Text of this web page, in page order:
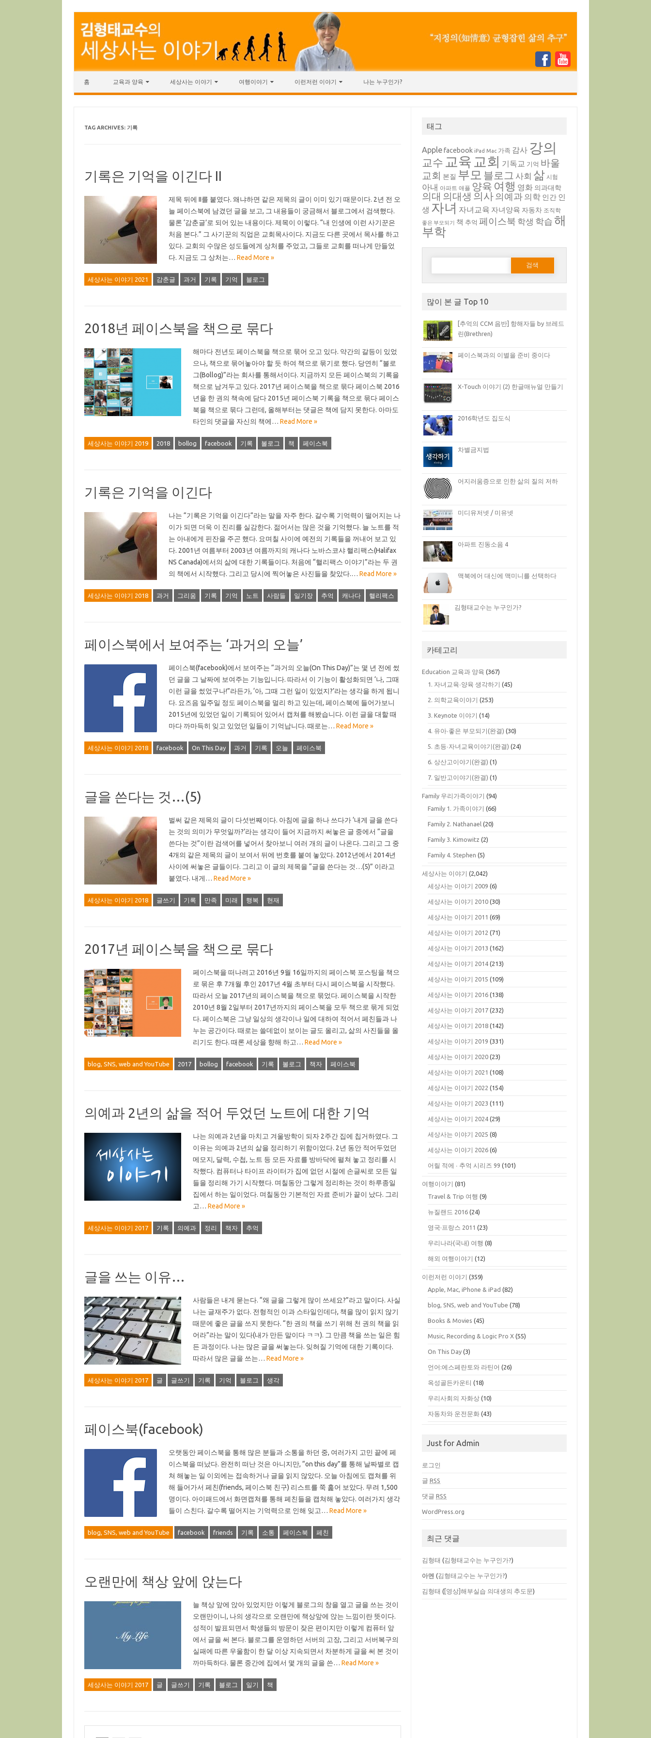
홈 교육과 양육 세상사는 이야기 여행이야기 이런저런 이야기 나는 누구인가?
TAG ARCHIVES: 기록
기록은 기억을 이긴다 II
제목 뒤에 II를 붙였다. 왜냐하면 같은 제목의 글이 이미 있기 때문이다. 2년 전 오
늘 페이스북에 남겼던 글을 보고, 그 내용들이 궁금해서 블로그에서 검색했다.
물론 ‘감춘글’로 되어 있는 내용이다. 제목이 이렇다. “내 인생에 이런 사기꾼은
처음 본다.” 그 사기꾼의 직업은 교회목사이다. 지금도 다른 곳에서 목사를 하고
있다. 교회의 수많은 성도들에게 상처를 주었고, 그들로 교회를 떠나게 만들었
다. 지금도 그 상처는… Read More »
세상사는 이야기 2021 감춘글 과거 기록 기억 블로그
2018년 페이스북을 책으로 묶다
해마다 전년도 페이스북을 책으로 묶어 오고 있다. 약간의 갈등이 있었
으나, 책으로 묶어놓아야 할 듯 하여 책으로 묶기로 했다. 당연히 “볼로
그(Bollog)”라는 회사를 통해서이다. 지금까지 모든 페이스북의 기록을
책으로 남겨두고 있다. 2017년 페이스북을 책으로 묶다 페이스북 2016
년을 한 권의 책속에 담다 2015년 페이스북 기록을 책으로 묶다 페이스
북을 책으로 묶다 그런데, 올해부터는 댓글은 책에 담지 못한다. 아마도
타인의 댓글을 자신의 책에… Read More »
세상사는 이야기 2019 2018 bollog facebook 기록 볼로그 책 페이스북
기록은 기억을 이긴다
나는 “기록은 기억을 이긴다“라는 말을 자주 한다. 갈수록 기억력이 떨어지는 나
이가 되면 더욱 이 진리를 실감한다. 젊어서는 많은 것을 기억했다. 늘 노트를 적
는 아내에게 핀잔을 주곤 했다. 요며칠 사이에 예전의 기록들을 꺼내어 보고 있
다. 2001년 여름부터 2003년 여름까지의 캐나다 노바스코샤 핼리팩스(Halifax
NS Canada)에서의 삶에 대한 기록들이다. 처음에 “핼리팩스 이야기”라는 두 권
의 책에서 시작했다. 그리고 당시에 찍어놓은 사진들을 찾았다.… Read More »
세상사는 이야기 2018 과거 그리움 기록 기억 노트 사람들 일기장 추억 캐나다 핼리팩스
페이스북에서 보여주는 ‘과거의 오늘’
페이스북(facebook)에서 보여주는 “과거의 오늘(On This Day)”는 몇 년 전에 썼
던 글을 그 날짜에 보여주는 기능입니다. 따라서 이 기능이 활성화되면 ‘나, 그때
이런 글을 썼었구나!”라든가, ‘아, 그때 그런 일이 있었지?’라는 생각을 하게 됩니
다. 요즈음 일주일 정도 페이스북을 멀리 하고 있는데, 페이스북에 들어가보니
2015년에 있었던 일이 기록되어 있어서 캡쳐를 해봤습니다. 이런 글을 대할 때
마다 까마득히 잊고 있었던 일들이 기억납니다. 때로는… Read More »
세상사는 이야기 2018 facebook On This Day 과거 기록 오늘 페이스북
글을 쓴다는 것…(5)
벌써 같은 제목의 글이 다섯번째이다. 아침에 글을 하나 쓰다가 ‘내게 글을 쓴다
는 것의 의미가 무엇일까?’라는 생각이 들어 지금까지 써놓은 글 중에서 “글을
쓴다는 것”이란 검색어를 넣어서 찾아보니 여러 개의 글이 나온다. 그리고 그 중
4개의 같은 제목의 글이 보여서 뒤에 번호를 붙여 놓았다. 2012년에서 2014년
사이에 써놓은 글들이다. 그리고 이 글의 제목을 “글을 쓴다는 것…(5)” 이라고
붙였다. 내게… Read More »
세상사는 이야기 2018 글쓰기 기록 만족 미래 행복 현재
2017년 페이스북을 책으로 묶다
페이스북을 떠나려고 2016년 9월 16일까지의 페이스북 포스팅을 책으
로 묶은 후 7개월 후인 2017년 4월 초부터 다시 페이스북을 시작했다.
따라서 오늘 2017년의 페이스북을 책으로 묶었다. 페이스북을 시작한
2010년 8월 2일부터 2017년까지의 페이스북을 모두 책으로 묶게 되었
다. 페이스북은 그냥 일상의 생각이나 일에 대하여 적어서 페친들과 나
누는 공간이다. 때로는 쓸데없이 보이는 글도 올리고, 삶의 사진들을 올
리기도 한다. 때론 세상을 향해 하고… Read More »
blog, SNS, web and YouTube 2017 bollog facebook 기록 볼로그 책자 페이스북
의예과 2년의 삶을 적어 두었던 노트에 대한 기억
나는 의예과 2년을 마치고 겨울방학이 되자 2주간 집에 칩거하였다. 그
이유는 의예과 2년의 삶을 정리하기 위함이었다. 2년 동안 적어두었던
메모지, 달력, 수첩, 노트 등 모든 자료를 방바닥에 펼쳐 놓고 정리를 시
작했다. 컴퓨터나 타이프 라이터가 집에 없던 시절에 손글씨로 모든 일
들을 정리해 가기 시작했다. 며칠동안 그렇게 정리하는 것이 하루종일
집에서 하는 일이었다. 며칠동안 기본적인 자료 준비가 끝이 났다. 그리
고… Read More »
세상사는 이야기 2017 기록 의예과 정리 책자 추억
글을 쓰는 이유…
사람들은 내게 묻는다. “왜 글을 그렇게 많이 쓰세요?”라고 말이다. 사실
나는 글재주가 없다. 전형적인 이과 스타일인데다, 책을 많이 읽지 않기
때문에 좋은 글을 쓰지 못한다. “한 권의 책을 쓰기 위해 천 권의 책을 읽
어라”라는 말이 있다(내가 만든 말이다 ㅋㅋ). 그 만큼 책을 쓰는 일은 힘
든 과정이다. 나는 많은 글을 써놓는다. 잊혀질 기억에 대한 기록이다.
따라서 많은 글을 쓰는… Read More »
세상사는 이야기 2017 글 글쓰기 기록 기억 블로그 생각
페이스북(facebook)
오랫동안 페이스북을 통해 많은 분들과 소통을 하던 중, 여러가지 고민 끝에 페
이스북을 떠났다. 완전히 떠난 것은 아니지만, “on this day”를 통해 날짜별로 캡
쳐 해놓는 일 이외에는 접속하거나 글을 읽지 않았다. 오늘 아침에도 캡쳐를 위
해 들어가서 페친(friends, 페이스북 친구) 리스트를 쭉 훑어 보았다. 무려 1,500
명이다. 아이패드에서 화면캡쳐를 통해 페친들을 캡쳐해 놓았다. 여러가지 생각
들이 스친다. 갈수록 떨어지는 기억력으로 인해 잊고… Read More »
blog, SNS, web and YouTube facebook friends 기록 소통 페이스북 페친
오랜만에 책상 앞에 앉는다
늘 책상 앞에 앉아 있었지만 이렇게 블로그의 창을 열고 글을 쓰는 것이
오랜만이니, 나의 생각으로 오랜만에 책상앞에 앉는 느낌이란 뜻이다.
성적이 발표되면서 학생들의 방문이 잦은 편이지만 이렇게 컴퓨터 앞
에서 글을 써 본다. 블로그를 운영하던 서버의 고장, 그리고 서버복구의
실패에 따른 우울함이 한 달 이상 지속되면서 차분하게 글을 써 본 것이
까마득하다. 물론 중간에 집에서 몇 개의 글을 쓴… Read More »
세상사는 이야기 2017 글 글쓰기 기록 블로그 일기 책
태그
Apple facebook iPad Mac 가족 감사 강의
교수 교육 교회 기독교 기억 바울
교회 본질 부모 블로그 사회 삶 시험
아내 아파트 애플 양육 여행 영화 의과대학
의대 의대생 의사의예과 의학 인간 인
생 자녀 자녀교육 자녀양육 자동차 조직학
좋은 부모되기 책 추억 페이스북 학생 학습 해
부학
다음 검색:
많이 본 글 Top 10
[추억의 CCM 음반] 항해자들 by 브레드
린(Brethren)
페이스북과의 이별을 준비 중이다
X-Touch 이야기 (2) 한글매뉴얼 만들기
2016학년도 집도식
차별금지법
어지러움증으로 인한 삶의 질의 저하
미디유저넷 / 미유넷
아파트 진동소음 4
맥북에어 대신에 맥미니를 선택하다
김형태교수는 누구인가?
카테고리
Education 교육과 양육 (367)
1. 자녀교육∙양육 생각하기 (45)
2. 의학교육이야기 (253)
3. Keynote 이야기 (14)
4. 유아∙좋은 부모되기(완결) (30)
5. 초등∙자녀교육이야기(완결) (24)
6. 상산고이야기(완결) (1)
7. 일반고이야기(완결) (1)
Family 우리가족이야기 (94)
Family 1. 가족이야기 (66)
Family 2. Nathanael (20)
Family 3. Kimowitz (2)
Family 4. Stephen (5)
세상사는 이야기 (2,042)
세상사는 이야기 2009 (6)
세상사는 이야기 2010 (30)
세상사는 이야기 2011 (69)
세상사는 이야기 2012 (71)
세상사는 이야기 2013 (162)
세상사는 이야기 2014 (213)
세상사는 이야기 2015 (109)
세상사는 이야기 2016 (138)
세상사는 이야기 2017 (232)
세상사는 이야기 2018 (142)
세상사는 이야기 2019 (331)
세상사는 이야기 2020 (23)
세상사는 이야기 2021 (108)
세상사는 이야기 2022 (154)
세상사는 이야기 2023 (111)
세상사는 이야기 2024 (29)
세상사는 이야기 2025 (8)
세상사는 이야기 2026 (6)
어릴 적에 ∙ 추억 시리즈 99 (101)
여행이야기 (81)
Travel & Trip 여행 (9)
뉴질랜드 2016 (24)
영국·프랑스 2011 (23)
우리나라(국내) 여행 (8)
해외 여행이야기 (12)
이런저런 이야기 (359)
Apple, Mac, iPhone & iPad (82)
blog, SNS, web and YouTube (78)
Books & Movies (45)
Music, Recording & Logic Pro X (55)
On This Day (3)
언어:에스페란토와 라틴어 (26)
옥성골든카운티 (18)
우리사회의 자화상 (10)
자동차와 운전문화 (43)
Just for Admin
로그인
글RSS
댓글RSS
WordPress.org
최근 댓글
김형태 (김형태교수는 누구인가?)
아멘 (김형태교수는 누구인가?)
김형태 ( [영상]해부실습 의대생의 추도문)